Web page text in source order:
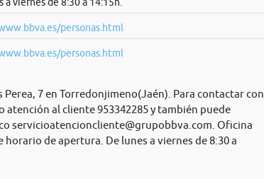
personas.html
personas.html
Perea, 7 en Torredonjimeno(Jaén). Para contactar con
al cliente 953342285 y también puede
servicioatencioncliente@grupobbva.com . Oficina
horario de apertura. De lunes a viernes de 8:30 a